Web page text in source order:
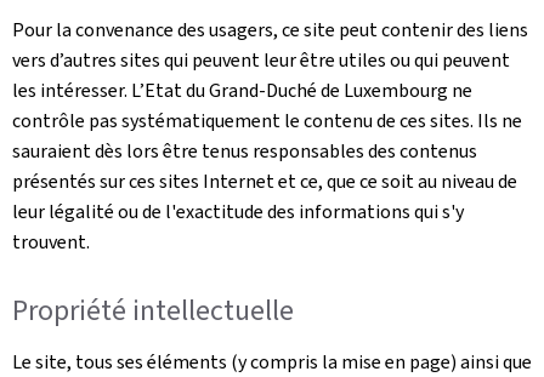
Pour la convenance des usagers, ce site peut contenir des liens
vers d’autres sites qui peuvent leur être utiles ou qui peuvent
les intéresser. L’Etat du Grand-Duché de Luxembourg ne
contrôle pas systématiquement le contenu de ces sites. Ils ne
sauraient dès lors être tenus responsables des contenus
présentés sur ces sites Internet et ce, que ce soit au niveau de
leur légalité ou de l'exactitude des informations qui s'y
trouvent.
Propriété intellectuelle
Le site, tous ses éléments (y compris la mise en page) ainsi que